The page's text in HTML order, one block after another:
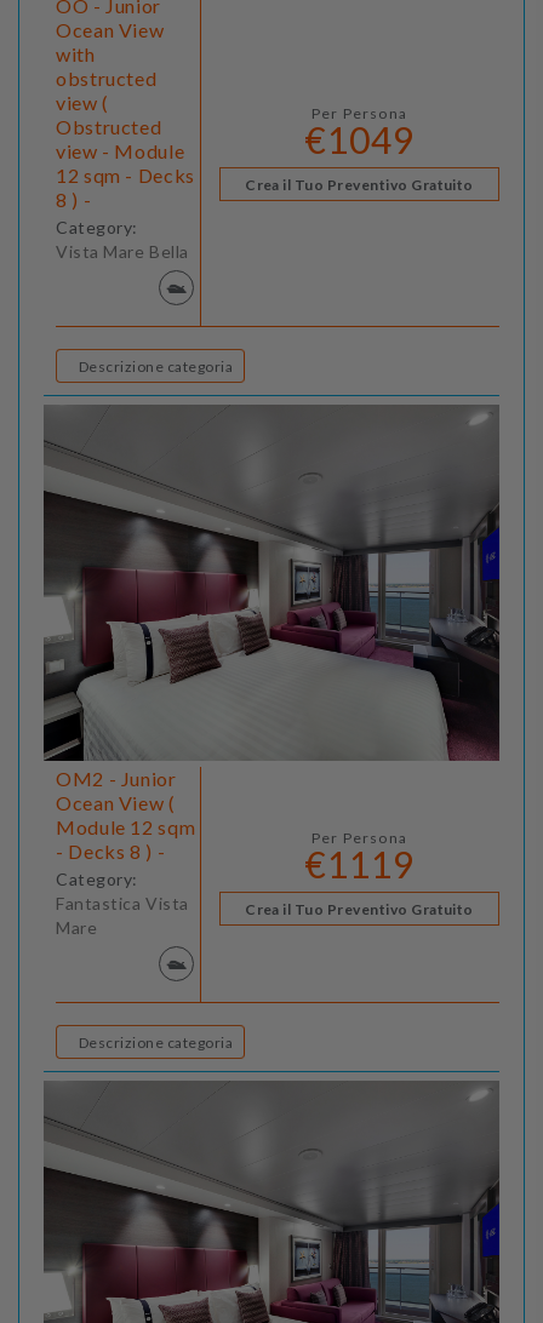
OO - Junior
Ocean View
with
obstructed
view (
Obstructed
view - Module
12 sqm - Decks
8 ) -
Category:
Vista Mare Bella
Per Persona
€1049
Crea il Tuo Preventivo Gratuito
Descrizione categoria
OM2 - Junior
Ocean View (
Module 12 sqm
- Decks 8 ) -
Category:
Fantastica Vista
Mare
Per Persona
€1119
Crea il Tuo Preventivo Gratuito
Descrizione categoria